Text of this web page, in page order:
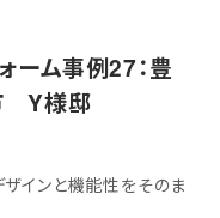
ーム事例27：豊
Y様邸
インと機能性をそのま